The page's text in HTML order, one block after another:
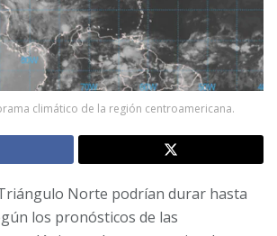
climático de la región centroamericana.
Norte podrían durar hasta
los pronósticos de las